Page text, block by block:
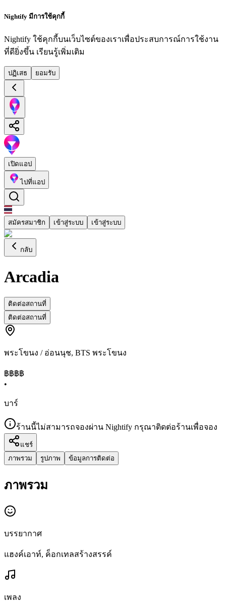
Nightify มีการใช้คุกกี้
Nightify ใช้คุกกี้บนเว็บไซต์ของเราเพื่อประสบการณ์การใช้งาน
ที่ดียิ่งขึ้น เรียนรู้เพิ่มเติม
ปฏิเสธ ยอมรับ
เปิดแอป
ไปที่แอป
สมัครสมาชิก เข้าสู่ระบบ เข้าสู่ระบบ
กลับ
Arcadia
ติดต่อสถานที่
ติดต่อสถานที่
พระโขนง / อ่อนนุช, BTS พระโขนง
฿฿฿฿
•
บาร์
ร้านนี้ไม่สามารถจองผ่าน Nightify กรุณาติดต่อร้านเพื่อจอง
แชร์
ภาพรวม
รูปภาพ ข้อมูลการติดต่อ
ภาพรวม
บรรยากาศ
แฮงค์เอาท์, ค็อกเทลสร้างสรรค์
เพลง